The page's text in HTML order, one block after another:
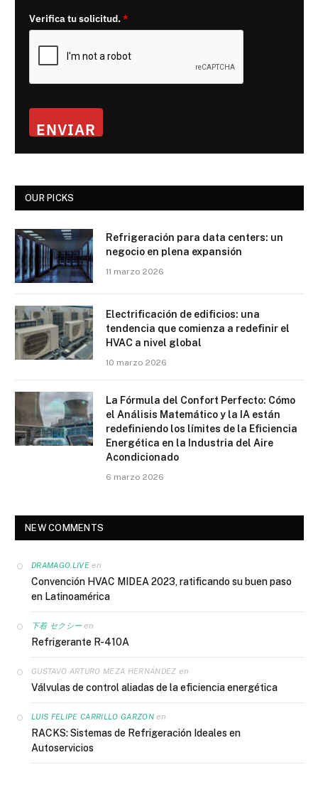
Verifica tu solicitud.*
ENVIAR
OUR PICKS
Refrigeración para data centers: un
negocio en plena expansión
11 marzo 2026
Electrificación de edificios: una
tendencia que comienza a redefinir el
HVAC a nivel global
10 marzo 2026
La Fórmula del Confort Perfecto: Cómo
el Análisis Matemático y la IA están
redefiniendo los límites de la Eficiencia
Energética en la Industria del Aire
Acondicionado
6 marzo 2026
NEW COMMENTS
DRAMAGO.LIVEen
Convención HVAC MIDEA 2023, ratificando su buen paso
en Latinoamérica
下着 セクシー en
Refrigerante R-410A
GUSTAVO ARTURO MEZA HERNÁNDEZ en
Válvulas de control aliadas de la eficiencia energética
LUIS FELIPE CARRILLO GARZONen
RACKS: Sistemas de Refrigeración Ideales en
Autoservicios